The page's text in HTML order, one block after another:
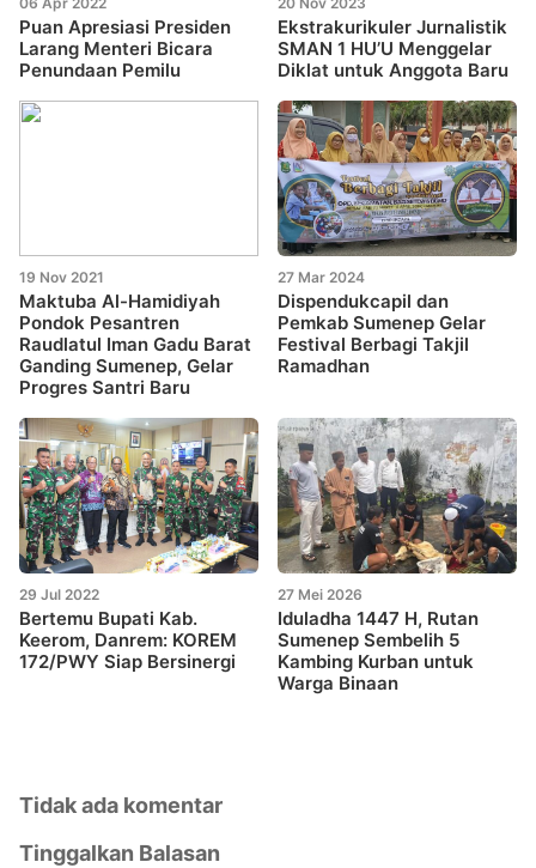
Puan Apresiasi Presiden
Larang Menteri Bicara
Penundaan Pemilu
Ekstrakurikuler Jurnalistik
SMAN 1 HU’U Menggelar
Diklat untuk Anggota Baru
19 Nov 2021
Maktuba Al-Hamidiyah
Pondok Pesantren
Raudlatul Iman Gadu Barat
Ganding Sumenep, Gelar
Progres Santri Baru
27 Mar 2024
Dispendukcapil dan
Pemkab Sumenep Gelar
Festival Berbagi Takjil
Ramadhan
29 Jul 2022
Bertemu Bupati Kab.
Keerom, Danrem: KOREM
172/PWY Siap Bersinergi
27 Mei 2026
Iduladha 1447 H, Rutan
Sumenep Sembelih 5
Kambing Kurban untuk
Warga Binaan
Tidak ada komentar
Tinggalkan Balasan